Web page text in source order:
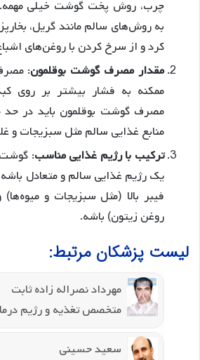
چرب، روش پخت گوشت خیلی مهمه.
به روش‌های سالم مانند گریل،
کرد و از سرخ کردن با روغن‌های
مقدار مصرف گوشت بوقلمون:
ممکنه به فشار بیشتر بر روی
مصرف گوشت بوقلمون باید در حد
منابع غذایی سالم مثل سبزیجات و
ترکیب با رژیم غذایی مناسب: گوشت
یک رژیم غذایی سالم و متعادل
فیبر بالا (مثل سبزیجات و
روغن زیتون) باشه.
لیست پزشکان مرتبط:
مهرداد نصراله زاده ثابت
متخصص تغذیه و رژیم
سعید حسینی